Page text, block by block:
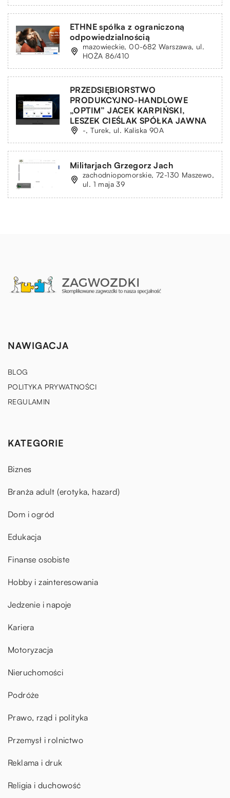
ETHNE spółka z ograniczoną
odpowiedzialnością
mazowieckie, 00-682 Warszawa, ul.
HOŻA 86/410
PRZEDSIĘBIORSTWO
PRODUKCYJNO-HANDLOWE
„OPTIM” JACEK KARPIŃSKI,
LESZEK CIEŚLAK SPÓŁKA JAWNA
-, Turek, ul. Kaliska 90A
Militarjach Grzegorz Jach
zachodniopomorskie, 72-130 Maszewo,
ul. 1 maja 39
NAWIGACJA
BLOG
POLITYKA PRYWATNOŚCI
REGULAMIN
KATEGORIE
Biznes
Branża adult (erotyka, hazard)
Dom i ogród
Edukacja
Finanse osobiste
Hobby i zainteresowania
Jedzenie i napoje
Kariera
Motoryzacja
Nieruchomości
Podróże
Prawo, rząd i polityka
Przemysł i rolnictwo
Reklama i druk
Religia i duchowość